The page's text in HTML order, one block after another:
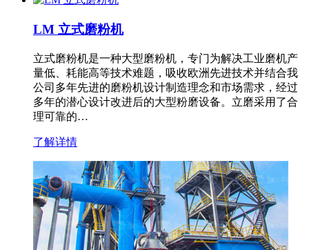
LM 立式磨粉机
立式磨粉机是一种大型磨粉机，专门为解决工业磨机产
量低、耗能高等技术难题，吸收欧洲先进技术并结合我
公司多年先进的磨粉机设计制造理念和市场需求，经过
多年的潜心设计改进后的大型粉磨设备。立磨采用了合
理可靠的…
了解详情